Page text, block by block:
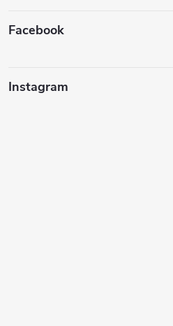
Facebook
Instagram